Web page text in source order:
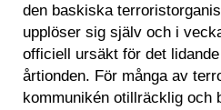
den baskiska
upplöser sig själv och i
officiell ursäkt för det
årtionden. För många av
kommunikén otillräcklig och